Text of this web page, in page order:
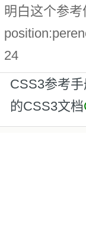
明白这个参
24
CSS3参考
的CSS3文档